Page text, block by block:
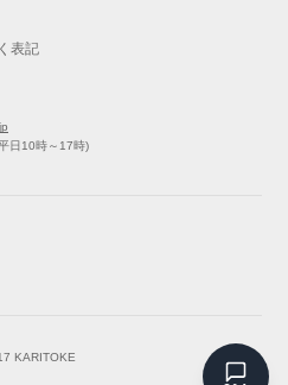
表記
日10時～17時)
KARITOKE